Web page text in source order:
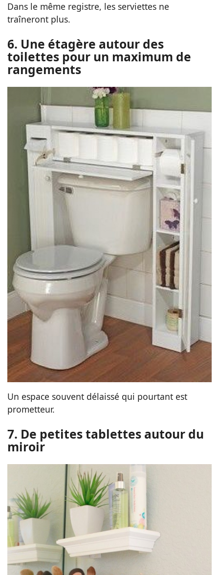
Dans le même registre, les serviettes ne
traîneront plus.
6. Une étagère autour des
toilettes pour un maximum de
rangements
Un espace souvent délaissé qui pourtant est
prometteur.
7. De petites tablettes autour du
miroir